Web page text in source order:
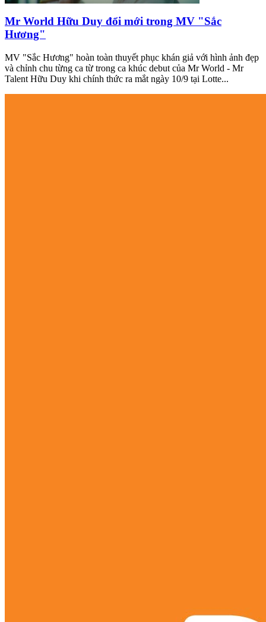
Mr World Hữu Duy đổi mới trong MV "Sắc
Hương"
MV "Sắc Hương" hoàn toàn thuyết phục khán giả với hình ảnh đẹp
và chỉnh chu từng ca từ trong ca khúc debut của Mr World - Mr
Talent Hữu Duy khi chính thức ra mắt ngày 10/9 tại Lotte...